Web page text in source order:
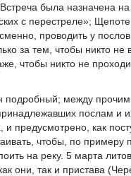
была назначена
с перестреле»;
проводить у
за тем, чтобы никто не
чтобы никто не
подробный; между
послам и
и предусмотрено, как
чтобы, по примеру
на реку. 5 марта
они, так и пристава